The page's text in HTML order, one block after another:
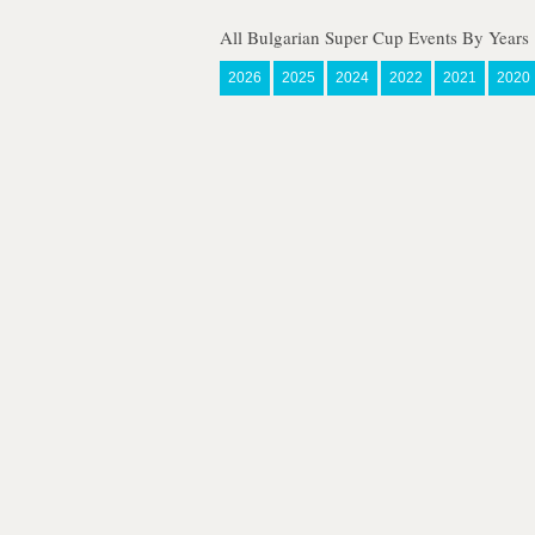
All Bulgarian Super Cup Events By Years
2026 2025 2024 2022 2021 2020